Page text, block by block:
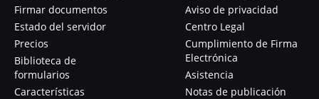
Firmar documentos
Estado del servidor
Precios
Biblioteca de
formularios
Características
Aviso de privacidad
Centro Legal
Cumplimiento de Firma
Electrónica
Asistencia
Notas de publicación